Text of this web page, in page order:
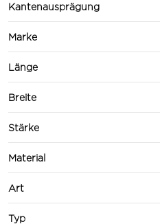
Kantenausprägung
Marke
Länge
Breite
Stärke
Material
Art
Typ